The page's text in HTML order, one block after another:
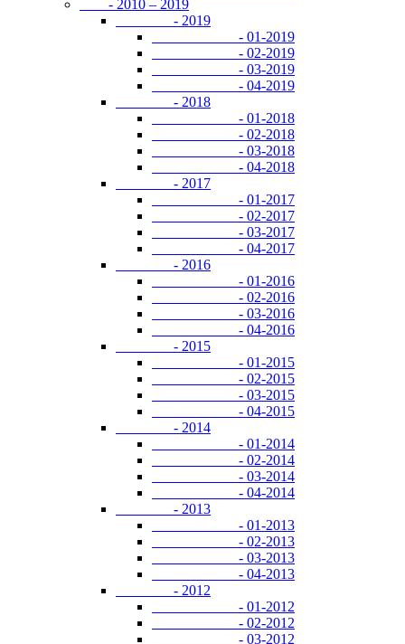
- 2010 – 2019
- 2019
- 01-2019
- 02-2019
- 03-2019
- 04-2019
- 2018
- 01-2018
- 02-2018
- 03-2018
- 04-2018
- 2017
- 01-2017
- 02-2017
- 03-2017
- 04-2017
- 2016
- 01-2016
- 02-2016
- 03-2016
- 04-2016
- 2015
- 01-2015
- 02-2015
- 03-2015
- 04-2015
- 2014
- 01-2014
- 02-2014
- 03-2014
- 04-2014
- 2013
- 01-2013
- 02-2013
- 03-2013
- 04-2013
- 2012
- 01-2012
- 02-2012
- 03-2012